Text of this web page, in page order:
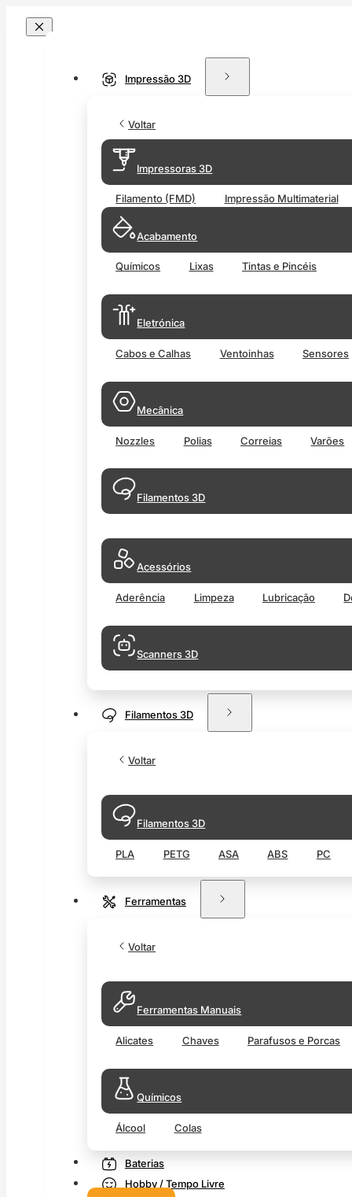
Impressão 3D
Voltar
Impressoras 3D
Filamento (FMD) Impressão Multimaterial
Acabamento
Químicos Lixas Tintas e Pincéis
Eletrónica
Cabos e Calhas Ventoinhas Sensores
Mecânica
Nozzles Polias Correias Varões
Filamentos 3D
Acessórios
Aderência Limpeza Lubricação
Scanners 3D
Filamentos 3D
Voltar
Filamentos 3D
PLA PETG ASA ABS PC
Ferramentas
Voltar
Ferramentas Manuais
Alicates Chaves Parafusos e Porcas
Químicos
Álcool Colas
Baterias
Hobby / Tempo Livre